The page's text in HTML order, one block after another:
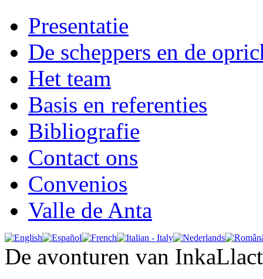
Presentatie
De scheppers en de
Het team
Basis en referenties
Bibliografie
Contact ons
Convenios
Valle de Anta
De avonturen van